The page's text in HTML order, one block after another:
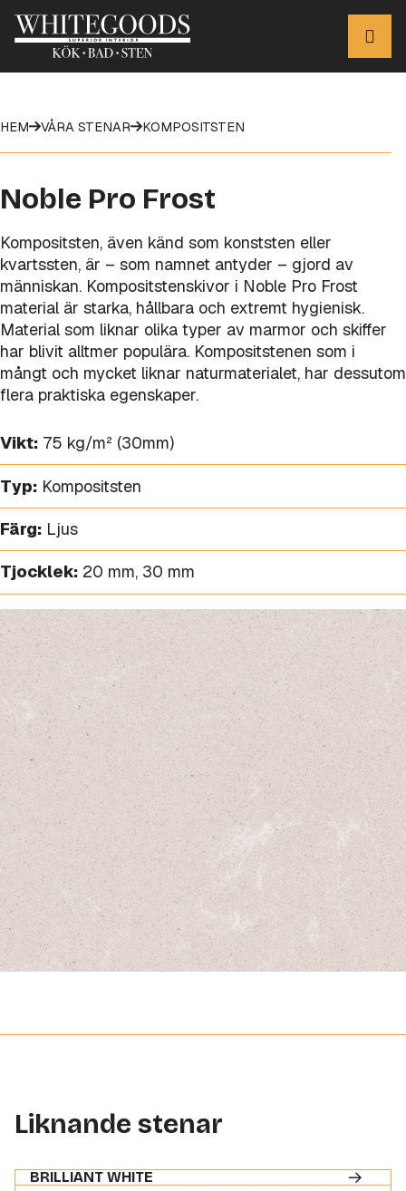
HEM VÅRA STENAR KOMPOSITSTEN
Noble Pro Frost
Kompositsten, även känd som konststen eller
kvartssten, är – som namnet antyder – gjord av
människan. Kompositstenskivor i Noble Pro Frost
material är starka, hållbara och extremt hygienisk.
Material som liknar olika typer av marmor och skiffer
har blivit alltmer populära. Kompositstenen som i
mångt och mycket liknar naturmaterialet, har dessutom
flera praktiska egenskaper.
Vikt: 75 kg/m² (30mm)
Typ: Kompositsten
Färg: Ljus
Tjocklek: 20 mm, 30 mm
Liknande stenar
BRILLIANT WHITE